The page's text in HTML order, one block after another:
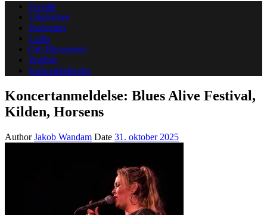
Forside
Udgivelser
Koncerter
Links
Om Bluesnews
English
Koncertkalender
Koncertanmeldelse: Blues Alive Festival,
Kilden, Horsens
AuthorJakob Wandam Date 31. oktober 2025